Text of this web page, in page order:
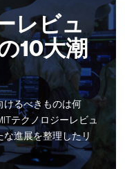
レビュ
10大潮
けるべきものは何
テクノロジーレビュ
進展を整理したリ